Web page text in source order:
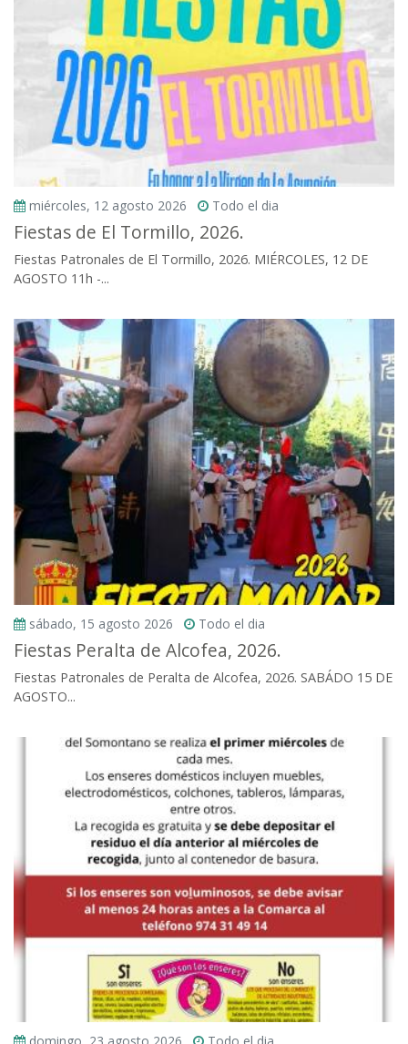
miércoles, 12 agosto 2026 Todo el dia
Fiestas de El Tormillo, 2026.
Fiestas Patronales de El Tormillo, 2026. MIÉRCOLES, 12 DE
AGOSTO 11h -...
sábado, 15 agosto 2026 Todo el dia
Fiestas Peralta de Alcofea, 2026.
Fiestas Patronales de Peralta de Alcofea, 2026. SABÁDO 15 DE
AGOSTO...